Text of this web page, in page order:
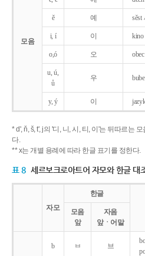
모음
ě 예 sěst
i, í 이
o,ó 오
u, ú,
ů
우
y, ý 이
* d', ň, š, t', j의 '디, 니, 시, 티, 이'는 뒤따르는
다.
** x는 개별 용례에 따라 한글 표기를 정한다.
표 8 세르보크로아트어 자모와 한글 대
자모
한글
모음
앞
자음
앞ㆍ어말
b ㅂ 브